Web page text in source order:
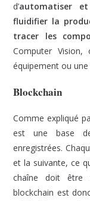
d’automatiser
fluidifier la
tracer les
Computer Vision,
équipement ou
Blockchain
Comme expliqué
est une base
enregistrées.
et la suivante, ce
chaîne doit être
blockchain est